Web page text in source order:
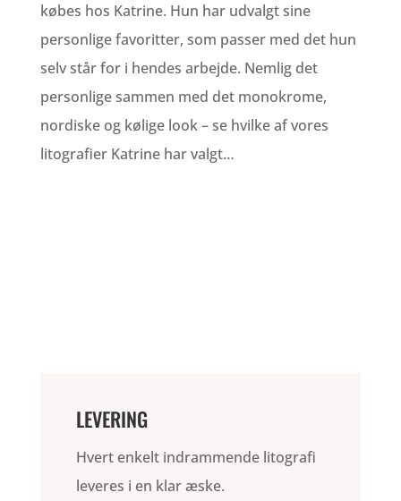
købes hos Katrine. Hun har udvalgt sine
personlige favoritter, som passer med det hun
selv står for i hendes arbejde. Nemlig det
personlige sammen med det monokrome,
nordiske og kølige look – se hvilke af vores
litografier Katrine har valgt…
LEVERING
Hvert enkelt indrammende litografi
leveres i en klar æske.